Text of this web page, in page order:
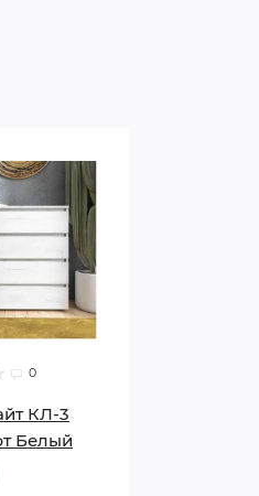
0
КЛ-3
Белый